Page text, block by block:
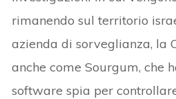
rimanendo sul territorio
azienda di sorveglianza, la
anche come Sourgum, che
software spia per